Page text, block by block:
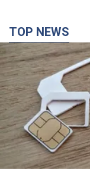
TOP NEWS